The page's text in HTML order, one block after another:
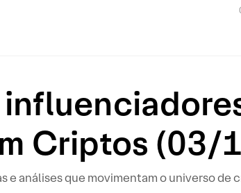
Criptos (03/
e análises que movimentam o universo de